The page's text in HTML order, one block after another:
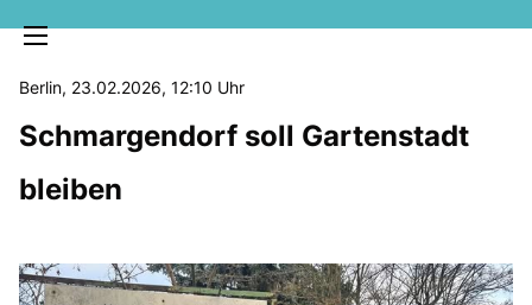
Berlin, 23.02.2026, 12:10 Uhr
Schmargendorf soll Gartenstadt
bleiben